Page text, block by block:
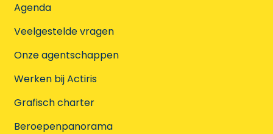
Agenda
Veelgestelde vragen
Onze agentschappen
Werken bij Actiris
Grafisch charter
Beroepenpanorama